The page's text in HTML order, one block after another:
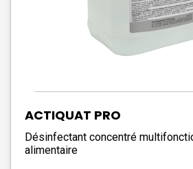
ACTIQUAT PRO
Désinfectant concentré
alimentaire